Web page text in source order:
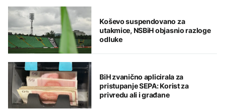
Koševo suspendovano za
utakmice, NSBiH objasnio razloge
odluke
BiH zvanično aplicirala za
pristupanje SEPA: Korist za
privredu ali i građane